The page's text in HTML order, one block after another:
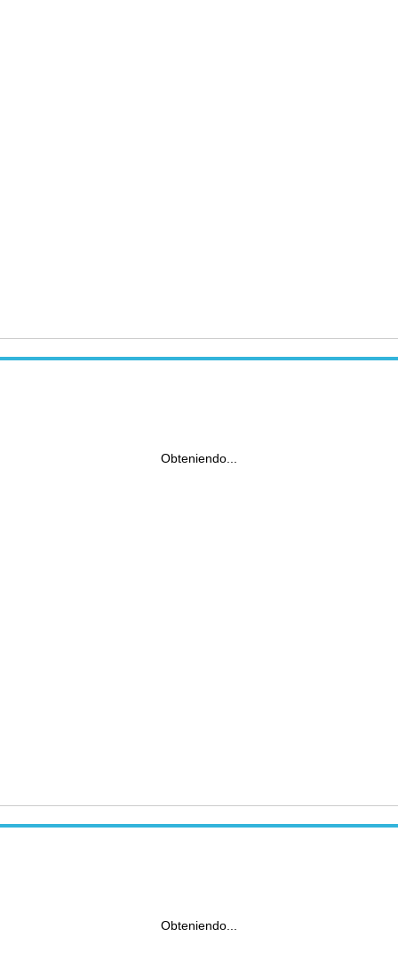
Obteniendo...
Obteniendo...